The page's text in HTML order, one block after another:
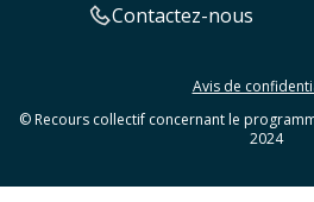
Contactez-nous
Avis de
© Recours collectif concernant le
2024